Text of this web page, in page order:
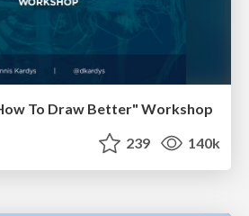
To Draw Better" Workshop
239 140k